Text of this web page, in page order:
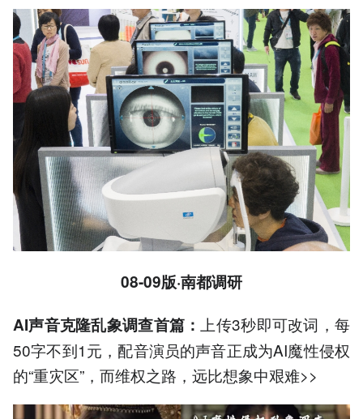
08-09版·南都调研
AI声音克隆乱象调查首篇：上传3秒即可改词，每
50字不到1元，配音演员的声音正成为AI魔性侵权
的“重灾区”，而维权之路，远比想象中艰难>>